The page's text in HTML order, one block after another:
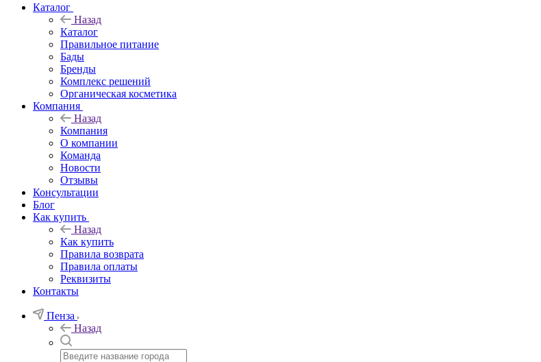
Каталог
Назад
Каталог
Правильное питание
Бады
Бренды
Комплекс решений
Органическая косметика
Компания
Назад
Компания
О компании
Команда
Новости
Отзывы
Консультации
Блог
Как купить
Назад
Как купить
Правила возврата
Правила оплаты
Реквизиты
Контакты
Пенза
Назад